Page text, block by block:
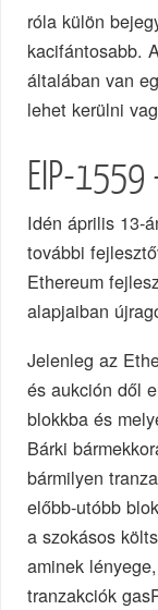
róla külön
kacifántosabb.
általában van
lehet kerülni
EIP-
Idén április 13-
további
Ethereum
alapjaiban
Jelenleg az
és aukción dől
blokkba és
Bárki
bármilyen
előbb-utóbb
a szokásos
aminek
tranzakciók